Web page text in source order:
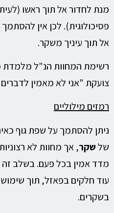
מנת לחדור אל תוך ראשו
פסיכולוגית). לכן אין
אל תוך עיניך משקר.
רשימת המחוות הנ"ל מלמדת
צועקת "אני לא מאמין
רמזים מילוליים
ניתן להסתמך על שפת גוף
שלשקר, אך מחוות לא
מדד אמין בכל פעם. בשלב זה
עוד חלקים בפאזל, תוך
בשקרים.